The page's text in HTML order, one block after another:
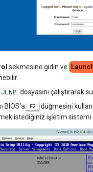
sekmesine gidin ve
dosyasını çalıştırarak
BIOS'a
F2 düğmesini
istediğiniz işletim sistemi